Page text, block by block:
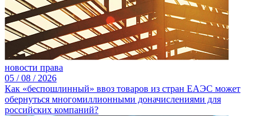
новости права
05 /08 / 2026
Как «беспошлинный» ввоз товаров из стран ЕАЭС может
обернуться многомиллионными доначислениями для
российских компаний?